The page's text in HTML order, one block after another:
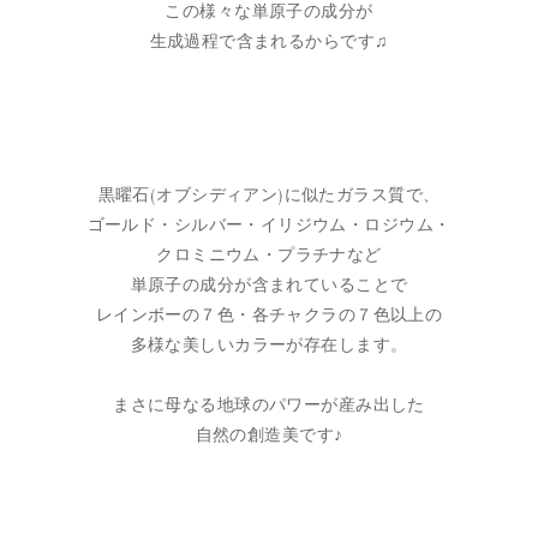
この様々な単原子の成分が
生成過程で含まれるからです♫
黒曜石(オブシディアン)に似たガラス質で、
ゴールド・シルバー・イリジウム・ロジウム・
クロミニウム・プラチナなど
単原子の成分が含まれていることで
レインボーの７色・各チャクラの７色以上の
多様な美しいカラーが存在します。
まさに母なる地球のパワーが産み出した
自然の創造美です♪